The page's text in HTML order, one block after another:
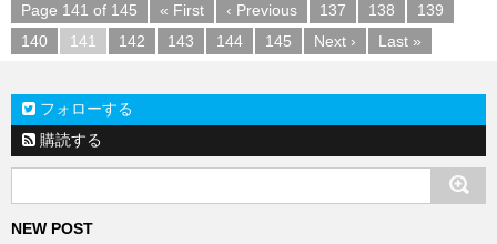
Page 141 of 145 « First ‹ Previous 137 138
139
140
141 142 143 144 145 Next › Last »
フォローする
購読する
NEW POST